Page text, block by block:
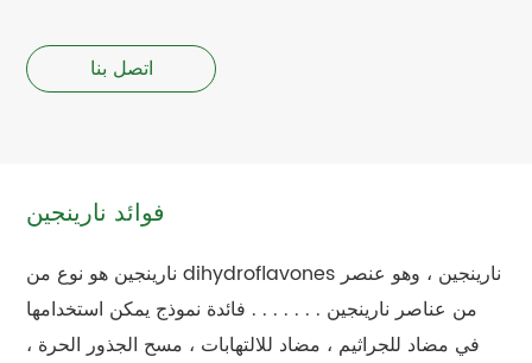
اتصل بنا
فوائد نارينجين
نارينجين هو نوع من dihydroflavones نارينجين ، وهو عنصر
من عناصر نارينجين . . . . . . . فائدة نموذج يمكن استخدامها
في مضاد للجراثيم ، مضاد للالتهابات ، مسح الجذور الحرة ،